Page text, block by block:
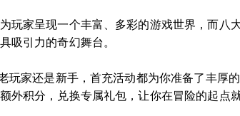
玩家呈现一个丰富、多彩的游戏世界，而
吸引力的奇幻舞台。
玩家还是新手，首充活动都为你准备了丰厚
外积分，兑换专属礼包，让你在冒险的起点